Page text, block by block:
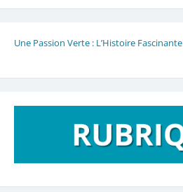
Une Passion Verte : L’Histoire